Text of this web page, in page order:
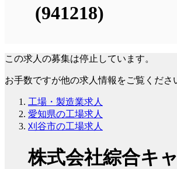
(941218)
この求人の募集は停止しています。
お手数ですが他の求人情報をご覧くださ
工場・製造業求人
愛知県の工場求人
刈谷市の工場求人
株式会社綜合キ